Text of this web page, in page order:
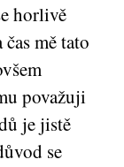
horlivě
mě tato
považuji
je jistě
se